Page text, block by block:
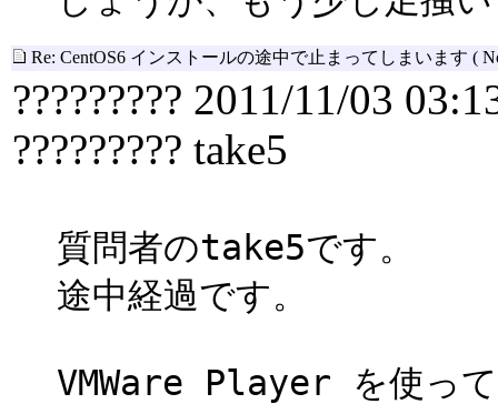
Re: CentOS6 インストールの途中で止まってしまいます (
????????? 2011/11/03
????????? take5
質問者のtake5です。
途中経過です。
VMWare Player を使って